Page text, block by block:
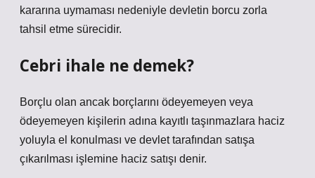
kararına uymaması nedeniyle devletin borcu zorla
tahsil etme sürecidir.
Cebri ihale ne demek?
Borçlu olan ancak borçlarını ödeyemeyen veya
ödeyemeyen kişilerin adına kayıtlı taşınmazlara haciz
yoluyla el konulması ve devlet tarafından satışa
çıkarılması işlemine haciz satışı denir.